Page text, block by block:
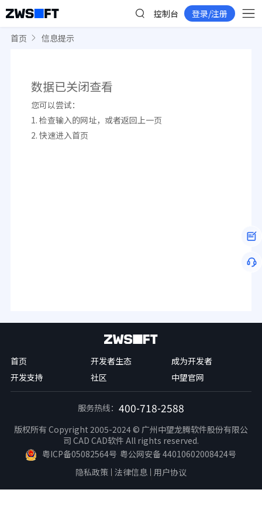
控制台 登录/注册
首页 信息提示
数据已关闭查看
您可以尝试：
1. 检查输入的网址，或者返回上一页
2. 快速进入首页
首页 开发者生态
成为开发者
开发支持
社区 中望官网
服务热线： 400-718-2588
版权所有 Copyright 2005-2024 © 广州中望龙腾软件股份有限公
司 CAD CAD软件 All rights reserved.
粤ICP备05082564号 粤公网安备 44010602008424号
隐私政策 | 法律信息 | 用户协议